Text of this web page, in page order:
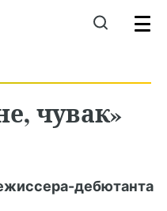
чувак»
дебютанта